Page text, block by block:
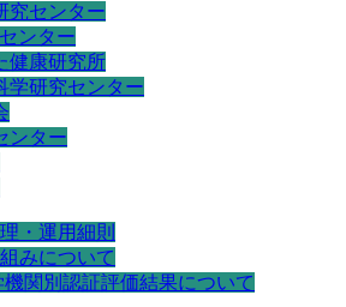
究センター
ンター
健康研究所
学研究センター
ンター
・運用細則
みについて
関別認証評価結果について